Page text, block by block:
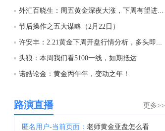
中际旭创短线跳水，现跌超4%。
14:16:56
外汇百晓生：周五黄金深夜大涨，下周有望进一步看5150
节后操作之五大谋略（2月22日）
许安丰：2.21黄金下周开盘行情分析，多头即将一往无前
头狼：本周我们看5100一线，如期抵达
诺皓论金：黄金丙午年，变动之年！
更多>>
路演直播
匿名用户-当前页面： 老师黄金亚盘怎么看